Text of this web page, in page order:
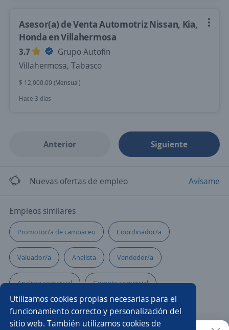
Utilizamos cookies propias necesarias para el
funcionamiento correcto y personalización del
sitio web. También utilizamos cookies de
Asesor(a) de Venta Automotriz Nissan, Kia,
Honda en Villahermosa
3.7
Grupo Autofin
Villahermosa, Tabasco
$ 12,000.00 (Mensual)
Hace 3 días
Anterior Siguiente
Nuevas ofertas de empleo Avísame
Empleos similares
Promotor/a de cambaceo Coordinador/a
Valuador/a Analista Vendedor/a
Analista comercial Gerente comercial
Agente ventas automóviles Atención a clientes